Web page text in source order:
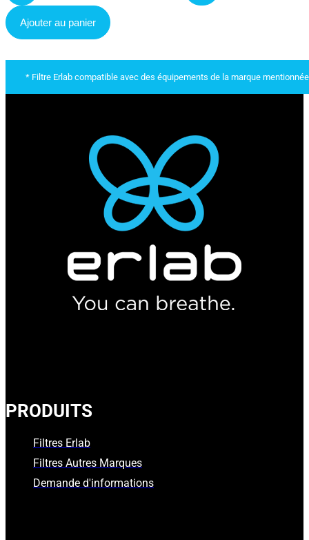
Ajouter au panier
* Filtre Erlab compatible avec des équipements de la marque
PRODUITS
Filtres Erlab
Filtres Autres Marques
Demande d'informations